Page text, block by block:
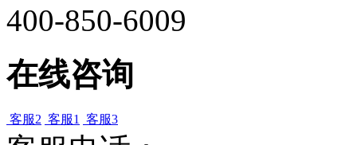
400-850-6009
在线咨询
客服2 客服1 客服3